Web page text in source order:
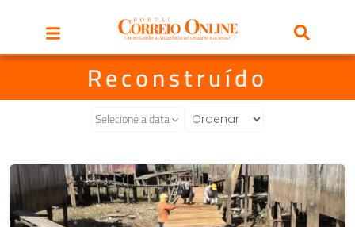
Reconstruído
Selecione a data